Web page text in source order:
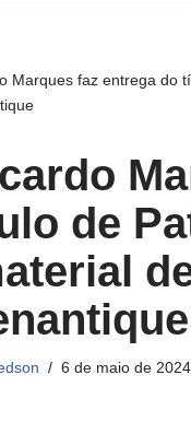
Marques faz entrega do
de
6 de maio de 2024